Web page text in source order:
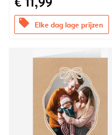
offers Elke dag lage prijzen